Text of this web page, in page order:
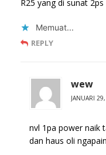
R25 yang di sunat
Memuat...
REPLY
wew
JANUARI
nvl 1pa power naik
dan haus oli